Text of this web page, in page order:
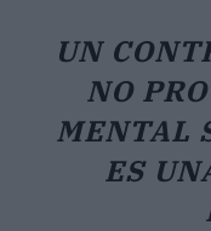
UN
NO
MENTAL
ES